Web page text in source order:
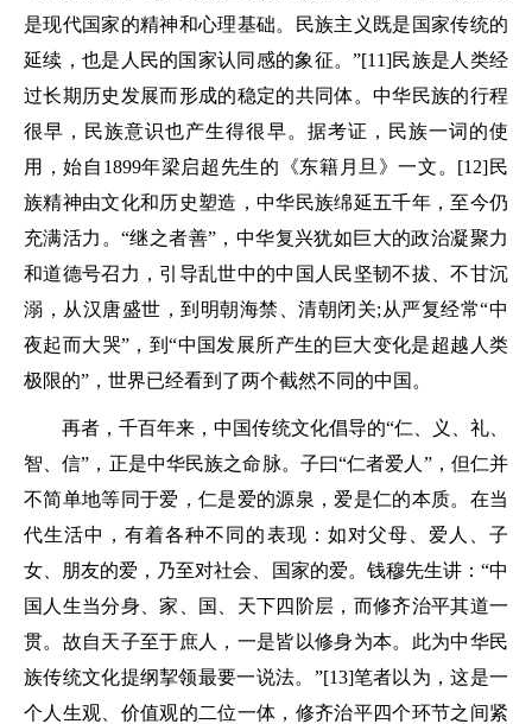
是现代国家的精神和心理基础。民族主义既是国家传统的
延续，也是人民的国家认同感的象征。”[11]民族是人类经
过长期历史发展而形成的稳定的共同体。中华民族的行程
很早，民族意识也产生得很早。据考证，民族一词的使
用，始自1899年梁启超先生的《东籍月旦》一文。[12]民
族精神由文化和历史塑造，中华民族绵延五千年，至今仍
充满活力。“继之者善”，中华复兴犹如巨大的政治凝聚力
和道德号召力，引导乱世中的中国人民坚韧不拔、不甘沉
溺，从汉唐盛世，到明朝海禁、清朝闭关;从严复经常“中
夜起而大哭”，到“中国发展所产生的巨大变化是超越人类
极限的”，世界已经看到了两个截然不同的中国。
再者，千百年来，中国传统文化倡导的“仁、义、礼、
智、信”，正是中华民族之命脉。子曰“仁者爱人”，但仁并
不简单地等同于爱，仁是爱的源泉，爱是仁的本质。在当
代生活中，有着各种不同的表现：如对父母、爱人、子
女、朋友的爱，乃至对社会、国家的爱。钱穆先生讲：“中
国人生当分身、家、国、天下四阶层，而修齐治平其道一
贯。故自天子至于庶人，一是皆以修身为本。此为中华民
族传统文化提纲挈领最要一说法。”[13]笔者以为，这是一
个人生观、价值观的二位一体，修齐治平四个环节之间紧